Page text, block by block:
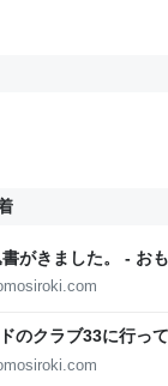
がきました。 - お
のクラブ33に行っ